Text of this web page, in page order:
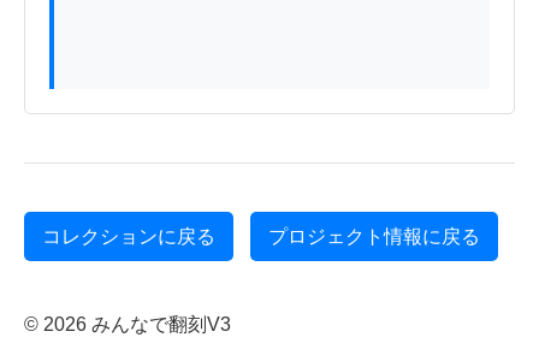
コレクションに戻る プロジェクト情報に戻る
© 2026 みんなで翻刻V3